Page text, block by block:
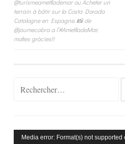
l’article
@turismeametllademar ou Acheter un
terrain à bâtir sur la Costa Dorada
Catalogne en Espagne. 📸 de
@jaumecabra a l’#AmetlladeMar,
moltes gràcies!!
Rechercher :
Lecteur
Media error: Format(s) not supported